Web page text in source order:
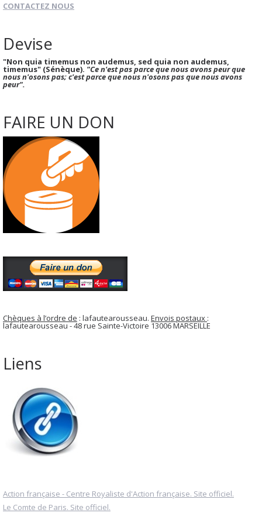
CONTACTEZ NOUS
Devise
"Non quia timemus non audemus, sed quia non audemus,
timemus" (Sénèque). "Ce n'est pas parce que nous avons peur que
nous n'osons pas; c'est parce que nous n'osons pas que nous avons
peur".
FAIRE UN DON
Chèques à l’ordre de : lafautearousseau. Envois postaux :
lafautearousseau - 48 rue Sainte-Victoire 13006 MARSEILLE
Liens
Action française - Centre Royaliste d'Action française. Site officiel.
Le Comte de Paris. Site officiel.